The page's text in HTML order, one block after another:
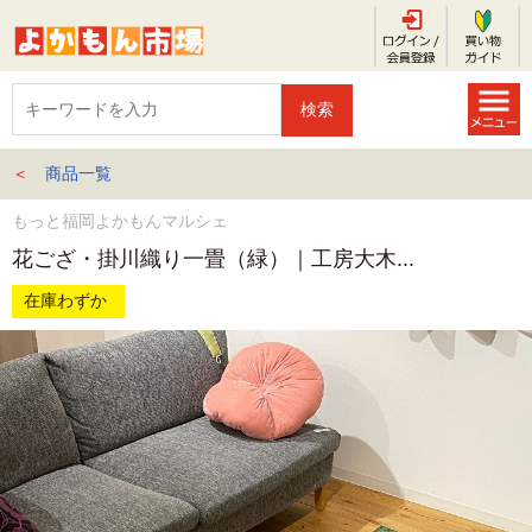
＜ 商品一覧
もっと福岡よかもんマルシェ
花ござ・掛川織り一畳（緑）｜工房大木...
在庫わずか